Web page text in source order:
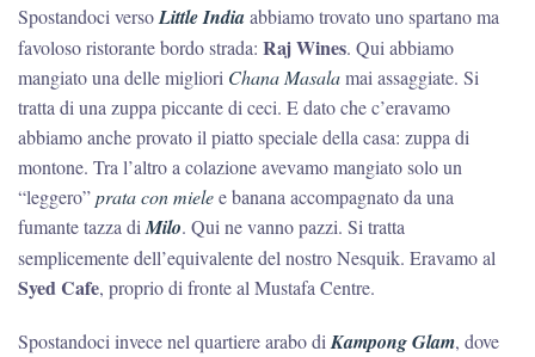
Spostandoci versoLittle Indiaabbiamo trovato uno spartano ma
favoloso ristorante bordo strada: Raj Wines. Qui abbiamo
mangiato una delle migliori Chana Masalamai assaggiate. Si
tratta di una zuppa piccante di ceci. E dato che c’eravamo
abbiamo anche provato il piatto speciale della casa: zuppa di
montone. Tra l’altro a colazione avevamo mangiato solo un
“leggero”prata con mielee banana accompagnato da una
fumante tazza di Milo. Qui ne vanno pazzi. Si tratta
semplicemente dell’equivalente del nostro Nesquik. Eravamo al
Syed Cafe, proprio di fronte al Mustafa Centre.
Spostandoci invece nel quartiere arabo di Kampong Glam, dove